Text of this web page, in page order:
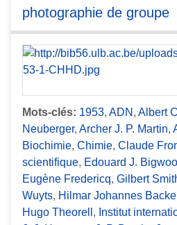
photographie de groupe
Mots-clés: 1953, ADN , Albert
Neuberger, Archer J. P. Martin,
Biochimie, Chimie, Claude
scientifique, Edouard J.
Eugène Fredericq, Gilbert
Wuyts, Hilmar Johannes
Hugo Theorell , Institut